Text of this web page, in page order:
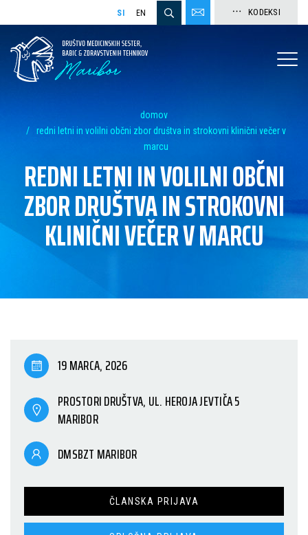
SI EN KODEKSI
domov
redni letni in volilni občni zbor društva in strokovni klinični večer v
marcu
REDNI LETNI IN VOLILNI OBČNI
ZBOR DRUŠTVA IN STROKOVNI
KLINIČNI VEČER V MARCU
19 MARCA, 2026
PROSTORI DRUŠTVA, UL. HEROJA JEVTIČA 5
MARIBOR
DMSBZT MARIBOR
ČLANSKA PRIJAVA